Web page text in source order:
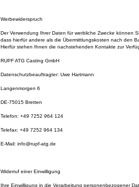
Werbewiderspruch
Der Verwendung Ihrer Daten für werbliche Zwecke können
dass hierfür andere als die Übermittlungskosten nach den
Hierfür stehen Ihnen die nachstehenden Kontakte zur
RUPF ATG Casting GmbH
Datenschutzbeauftragter: Uwe Hartmann
Langenmorgen 6
DE-75015 Bretten
Telefon: +49 7252 964 124
Telefax: +49 7252 964 134
E-Mail: info@rupf-atg.de
Widerruf einer Einwilligung
Ihre Einwilligung in die Verarbeitung personenbezogener